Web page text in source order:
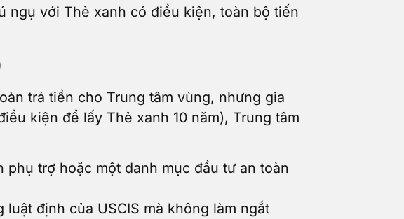
ngụ với Thẻ xanh có điều kiện, toàn bộ tiến
trả tiền cho Trung tâm vùng, nhưng gia
kiện để lấy Thẻ xanh 10 năm), Trung tâm
trợ hoặc một danh mục đầu tư an toàn
định của USCIS mà không làm ngắt